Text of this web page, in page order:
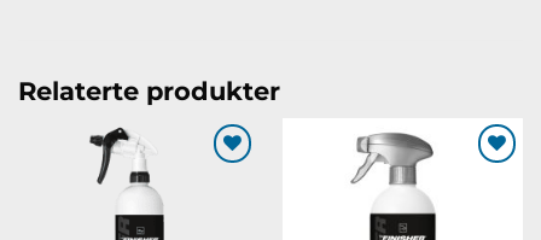
Relaterte produkter